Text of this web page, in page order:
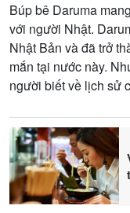
Búp bê Daruma
với người Nhật.
Nhật Bản và đã trở
mắn tại nước này.
người biết về lịch sử